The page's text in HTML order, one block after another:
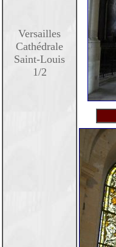
Versailles
Cathédrale
Saint-Louis
1/2